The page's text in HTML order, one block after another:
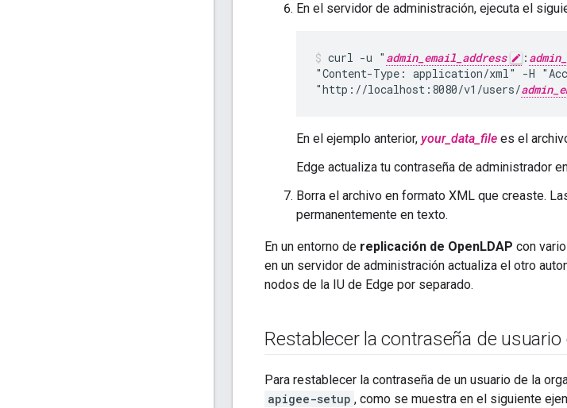
En el servidor de administración, ejecuta el
curl -u " admin_email_address :
"Content-Type: application/xml" -H
"http://localhost:8080/v1/users/
En el ejemplo anterior, your_data_file es el
Edge actualiza tu contraseña de administrador
Borra el archivo en formato XML que creaste.
permanentemente en texto.
En un entorno de replicación de OpenLDAP con
en un servidor de administración actualiza el otro
nodos de la IU de Edge por separado.
Restablecer la contraseña de
Para restablecer la contraseña de un usuario de la
apigee-setup , como se muestra en el siguiente